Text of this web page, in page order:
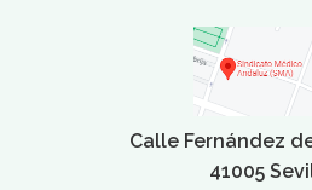
Calle Fernández
41005